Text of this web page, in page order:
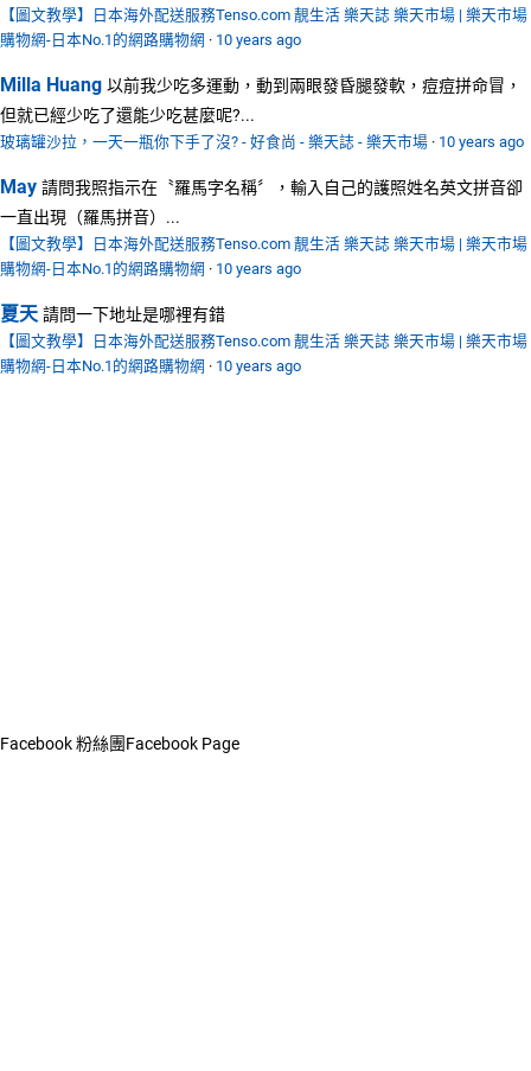
【圖文教學】日本海外配送服務Tenso.com 靚生活 樂天誌 樂天市場 | 樂天市場
購物網-日本No.1的網路購物網 · 10 years ago
Milla Huang 以前我少吃多運動，動到兩眼發昏腿發軟，痘痘拼命冒，
但就已經少吃了還能少吃甚麼呢?...
玻璃罐沙拉，一天一瓶你下手了沒? - 好食尚 - 樂天誌 - 樂天市場 · 10 years ago
May 請問我照指示在〝羅馬字名稱〞，輸入自己的護照姓名英文拼音卻
一直出現（羅馬拼音）...
【圖文教學】日本海外配送服務Tenso.com 靚生活 樂天誌 樂天市場 | 樂天市場
購物網-日本No.1的網路購物網 · 10 years ago
夏天 請問一下地址是哪裡有錯
【圖文教學】日本海外配送服務Tenso.com 靚生活 樂天誌 樂天市場 | 樂天市場
購物網-日本No.1的網路購物網 · 10 years ago
Facebook 粉絲團Facebook Page